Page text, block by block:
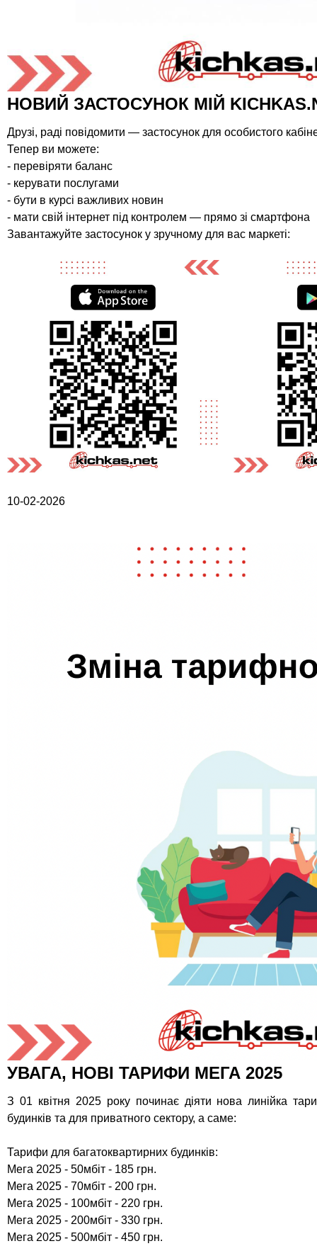
НОВИЙ ЗАСТОСУНОК МІЙ
Друзі, раді повідомити — застосунок для особистого
Тепер ви можете:
- перевіряти баланс
- керувати послугами
- бути в курсі важливих новин
- мати свій інтернет під контролем — прямо зі смартфона
Завантажуйте застосунок у зручному для вас маркеті:
10-02-2026
УВАГА, НОВІ ТАРИФИ МЕГА 2025
З 01 квітня 2025 року починає діяти нова линійка
будинків та для приватного сектору, а саме:
Тарифи для багатоквартирних будинків:
Мега 2025 - 50мбіт - 185 грн.
Мега 2025 - 70мбіт - 200 грн.
Мега 2025 - 100мбіт - 220 грн.
Мега 2025 - 200мбіт - 330 грн.
Мега 2025 - 500мбіт - 450 грн.